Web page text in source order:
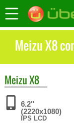
Meizu X8
MeizuX8
6.2"
(2220x1080)
IPS LCD